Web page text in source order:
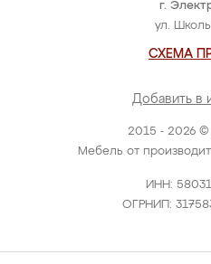
2015 - 2026 ©
Мебель от
ИНН:
ОГРНИП:
г.
ул.
СХЕМА
Добавить в